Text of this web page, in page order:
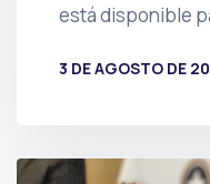
está disponible
3 DE AGOSTO DE